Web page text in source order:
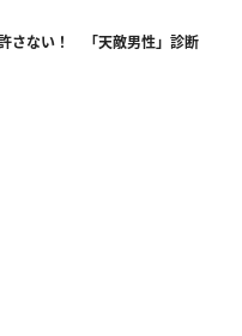
さない！ 「天敵男性」診断